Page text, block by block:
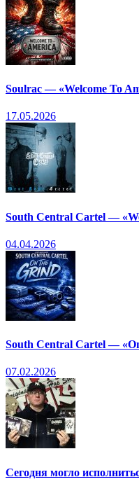
Soulrac — «Welcome To
17.05.2026
South Central Cartel —
04.04.2026
South Central Cartel —
07.02.2026
Сегодня могло